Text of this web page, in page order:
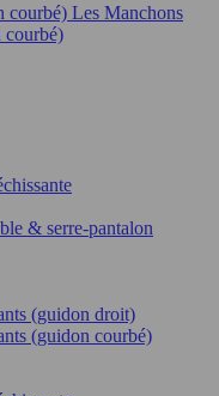
courbé) Les Manchons
courbé)
& serre-pantalon
(guidon droit)
(guidon courbé)